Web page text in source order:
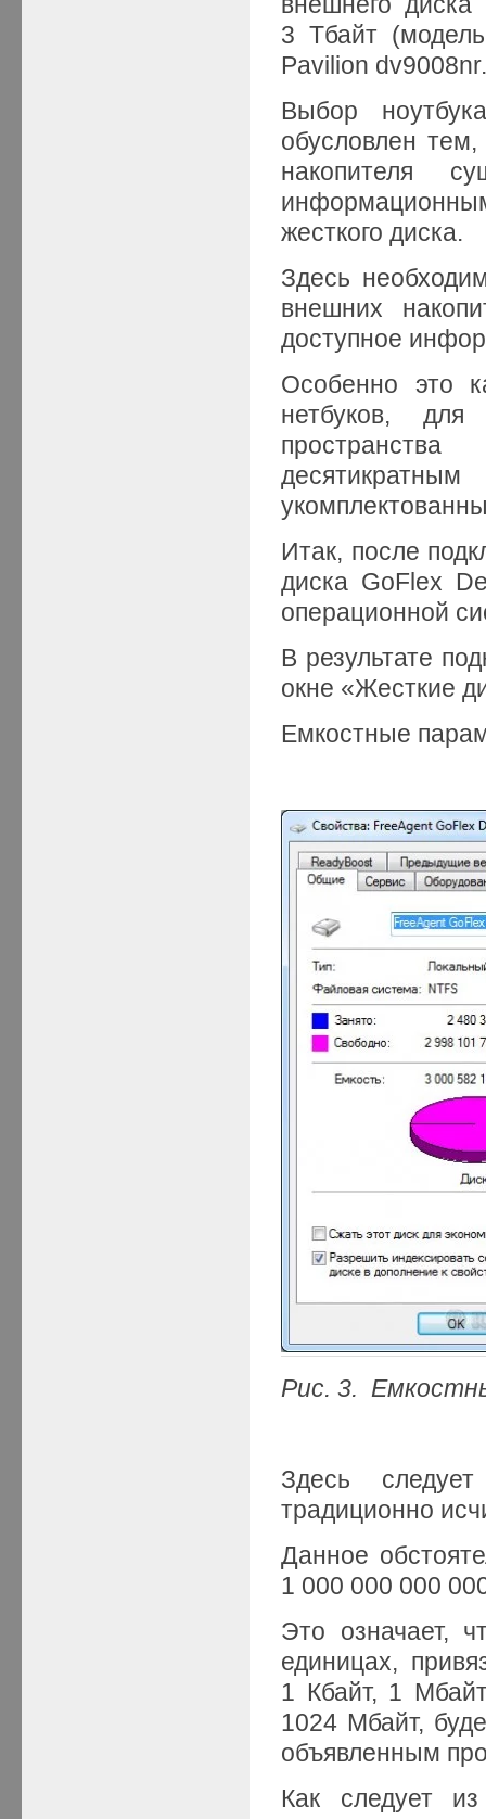
3 Тбайт
Pavilion
Выбор
обусловлен
накопителя
жесткого диска.
Здесь
внешних
доступное
Особенно это
нетбуков, для
Итак, после
диска GoFlex
операционной
В результате
окне «Жесткие
Емкостные
Рис. 3.
Здесь
традиционно
Данное
1 000 000 000
Это означает,
единицах,
1 Кбайт, 1
1024 Мбайт,
объявленным
Как следует